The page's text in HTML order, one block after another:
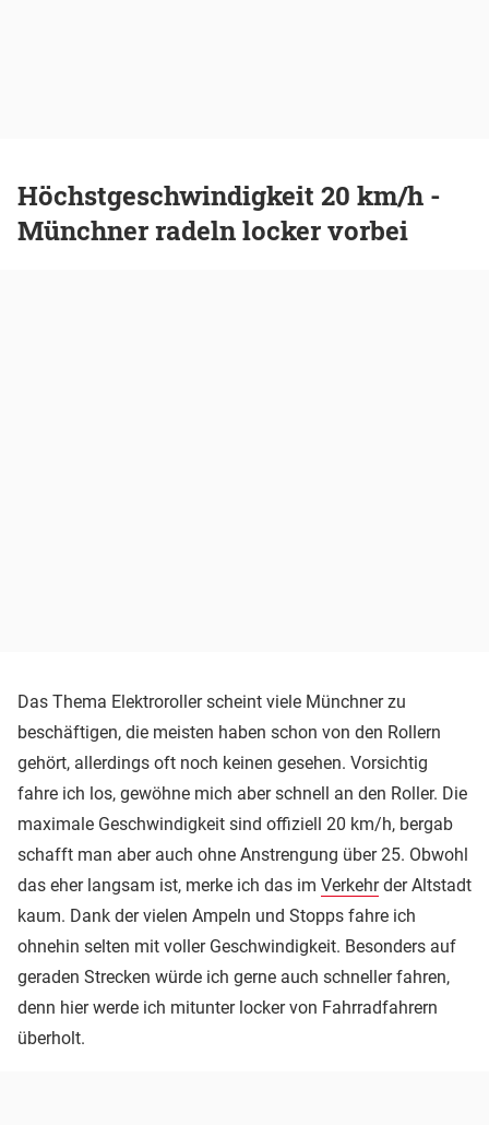
Höchstgeschwindigkeit 20 km/h -
Münchner radeln locker vorbei
Das Thema Elektroroller scheint viele Münchner zu
beschäftigen, die meisten haben schon von den Rollern
gehört, allerdings oft noch keinen gesehen. Vorsichtig
fahre ich los, gewöhne mich aber schnell an den Roller. Die
maximale Geschwindigkeit sind offiziell 20 km/h, bergab
schafft man aber auch ohne Anstrengung über 25. Obwohl
das eher langsam ist, merke ich das im Verkehrder Altstadt
kaum. Dank der vielen Ampeln und Stopps fahre ich
ohnehin selten mit voller Geschwindigkeit. Besonders auf
geraden Strecken würde ich gerne auch schneller fahren,
denn hier werde ich mitunter locker von Fahrradfahrern
überholt.